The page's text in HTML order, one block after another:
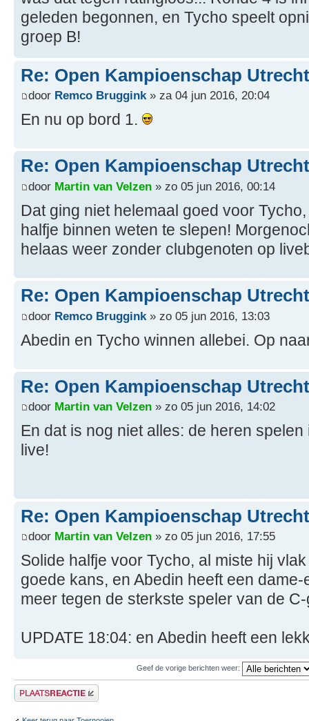
geleden begonnen, en Tycho speelt
groep B!
Re: Open Kampioenschap
door Remco Bruggink» za 04 jun 2016, 20:04
En nu op bord 1.
Re: Open Kampioenschap
door Martin van Velzen » zo 05 jun 2016, 00:14
Dat ging niet helemaal goed voor
halfje binnen weten te slepen!
helaas weer zonder clubgenoten op
Re: Open Kampioenschap
door Remco Bruggink » zo 05 jun 2016, 13:03
Abedin en Tycho winnen allebei. Op
Re: Open Kampioenschap
door Martin van Velzen » zo 05 jun 2016, 14:02
En dat is nog niet alles: de heren
live!
Re: Open Kampioenschap
door Martin van Velzen » zo 05 jun 2016, 17:55
Solide halfje voor Tycho, al miste hij
goede kans, en Abedin heeft een
meer tegen de sterkste speler van de
UPDATE 18:04: en Abedin heeft een
Geef de vorige berichten weer:
Plaats een reactie